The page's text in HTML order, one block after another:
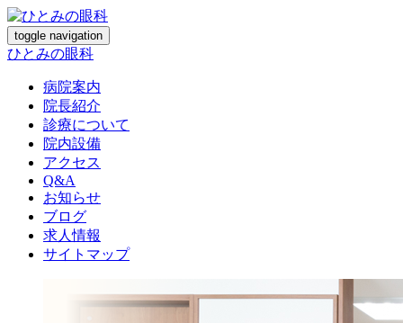
toggle navigation
ひとみの眼科
病院案内
院長紹介
診療について
院内設備
アクセス
Q&A
お知らせ
ブログ
求人情報
サイトマップ